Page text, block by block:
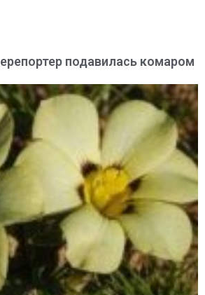
подавилась комаром